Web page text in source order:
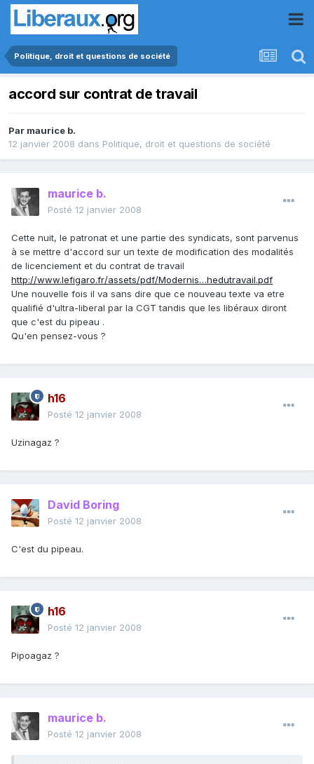
Politique, droit et questions de société
accord sur contrat de travail
Par maurice b.
12 janvier 2008 dans Politique, droit et questions de société
maurice b.
Posté 12 janvier 2008
Cette nuit, le patronat et une partie des syndicats, sont parvenus
à se mettre d'accord sur un texte de modification des modalités
de licenciement et du contrat de travail
http://www.lefigaro.fr/assets/pdf/Modernis…hedutravail.pdf
Une nouvelle fois il va sans dire que ce nouveau texte va etre
qualifié d'ultra-liberal par la CGT tandis que les libéraux diront
que c'est du pipeau .
Qu'en pensez-vous ?
h16
Posté 12 janvier 2008
Uzinagaz ?
David Boring
Posté 12 janvier 2008
C'est du pipeau.
h16
Posté 12 janvier 2008
Pipoagaz ?
maurice b.
Posté 12 janvier 2008